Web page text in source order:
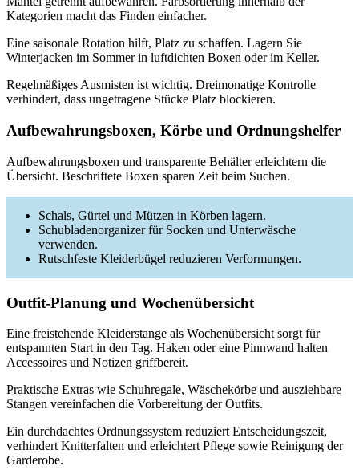
Kategorien macht das Finden einfacher.
Eine saisonale Rotation hilft, Platz zu schaffen. Lagern Sie
Winterjacken im Sommer in luftdichten Boxen oder im Keller.
Regelmäßiges Ausmisten ist wichtig. Dreimonatige Kontrolle
verhindert, dass ungetragene Stücke Platz blockieren.
Aufbewahrungsboxen, Körbe und Ordnungshelfer
Aufbewahrungsboxen und transparente Behälter erleichtern die
Übersicht. Beschriftete Boxen sparen Zeit beim Suchen.
Schals, Gürtel und Mützen in Körben lagern.
Schubladenorganizer für Socken und Unterwäsche
verwenden.
Rutschfeste Kleiderbügel reduzieren Verformungen.
Outfit-Planung und Wochenübersicht
Eine freistehende Kleiderstange als Wochenübersicht sorgt für
entspannten Start in den Tag. Haken oder eine Pinnwand halten
Accessoires und Notizen griffbereit.
Praktische Extras wie Schuhregale, Wäschekörbe und ausziehbare
Stangen vereinfachen die Vorbereitung der Outfits.
Ein durchdachtes Ordnungssystem reduziert Entscheidungszeit,
verhindert Knitterfalten und erleichtert Pflege sowie Reinigung der
Garderobe.